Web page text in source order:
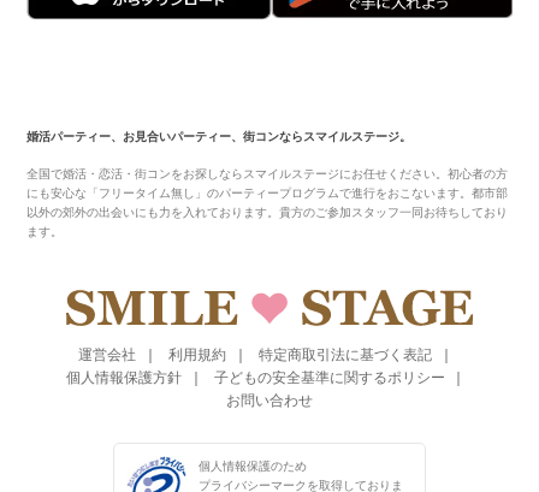
婚活パーティー、お見合いパーティー、街コンならスマイルステージ。
全国で婚活・恋活・街コンをお探しならスマイルステージにお任せください。初心者の方
にも安心な「フリータイム無し」のパーティープログラムで進行をおこないます。都市部
以外の郊外の出会いにも力を入れております。貴方のご参加スタッフ一同お待ちしており
ます。
運営会社 利用規約
特定商取引法に基づく表記
個人情報保護方針
子どもの安全基準に関するポリシー
お問い合わせ
個人情報保護のため
プライバシーマークを取得しておりま